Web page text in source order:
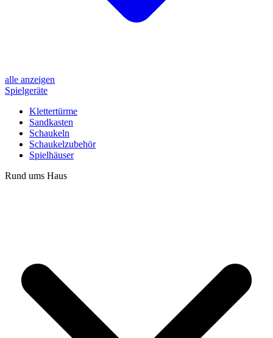
alle anzeigen
Spielgeräte
Klettertürme
Sandkasten
Schaukeln
Schaukelzubehör
Spielhäuser
Rund ums Haus